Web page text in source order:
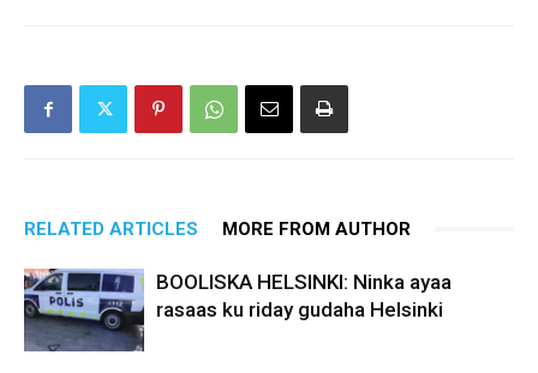
RELATED ARTICLES MORE FROM AUTHOR
BOOLISKA HELSINKI: Ninka ayaa
rasaas ku riday gudaha Helsinki